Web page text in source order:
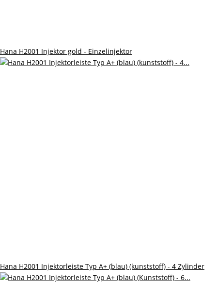
Hana H2001 Injektor gold - Einzelinjektor
Hana H2001 Injektorleiste Typ A+ (blau) (kunststoff) - 4 Zylinder